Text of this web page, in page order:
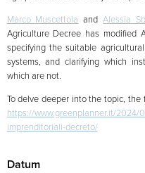
Marco Muscettola andAlessia
Agriculture Decree has modified
specifying the suitable
systems, and clarifying which
which are not.
To delve deeper into the topic,
https://www.greenplanner.it/2024/
imprenditoriali-decreto/
Datum